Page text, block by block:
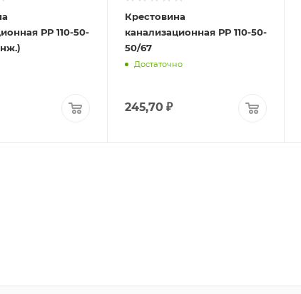
РР 110-50-
Крестовина
канализационная РР 110-50-
50/67
Достаточно
245,70 ₽